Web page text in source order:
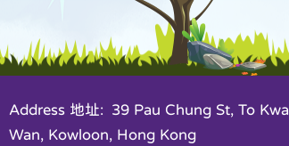
Address 地址: 39 Pau Chung St, To Kwa
Wan, Kowloon, Hong Kong